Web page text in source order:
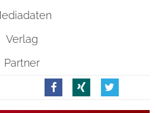
Verlag
Partner